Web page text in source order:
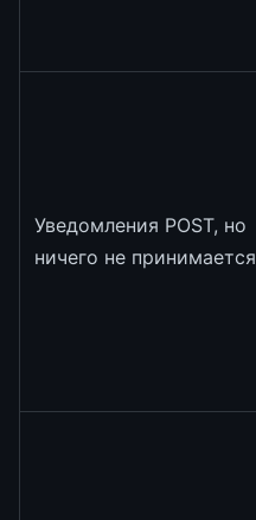
Уведомления POST, но
ничего не принимается